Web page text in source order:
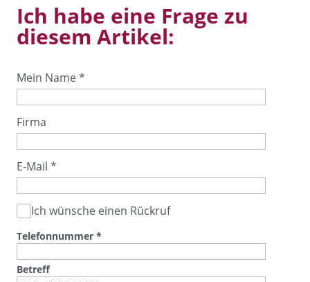
Ich habe eine Frage zu
diesem Artikel:
Mein Name*
Firma
E-Mail *
Ich wünsche einen Rückruf
Telefonnummer *
Betreff